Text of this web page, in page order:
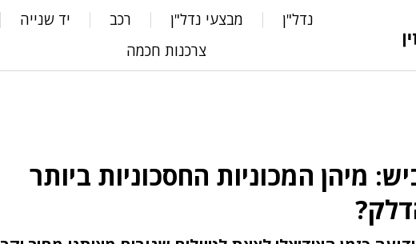
נדל"ן מבצעי נדל"ן רכב
יד שנייה
צרכנות חכמה
מיהן המכוניות החסכוניות ביותר